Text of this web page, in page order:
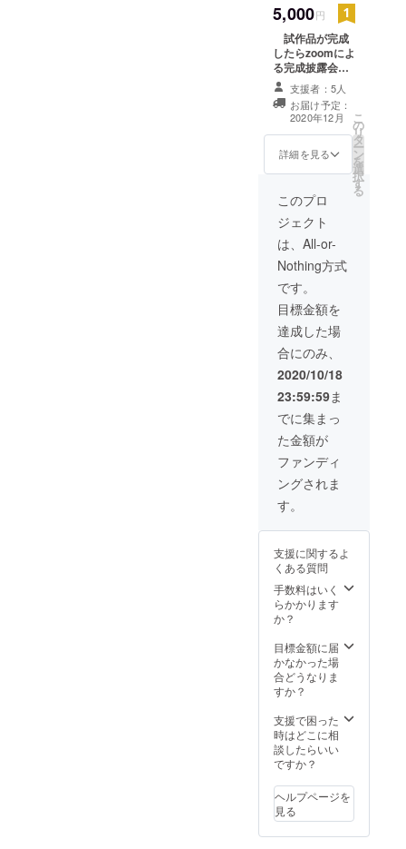
スクでコミュニ
ケーションがと
りづらいのでこ
の製品の開発を
待ってる、とい
うかたのご支援
をお願い致しま
す！
5,000円
試作品が完成
したらzoomによ
る完成披露会の
ご参加をお願い
致します！指定
して頂いたメー
ルアドレスに開
発状況を定期的
に報告させてい
スされる時には
早めに情報を知
ることが出来ま
す。 お礼のメー
ルをさせて頂き
ます！マスクで
コミュニケー
ションがとりづ
らいのでこの製
品の開発を待っ
てる、というか
たのご支援をお
願い致します！
支援者：5人
お届け予定：
2020年12月
詳細を見る
こ
の
リ
タ
ー
ン
を
選
択
す
る
このプロ
ジェクト
は、All-or-
Nothing方式
です。
目標金額を
達成した場
合にのみ、
2020/10/18
23:59:59ま
でに集まっ
た金額が
ファンディ
ングされま
す。
支援に関するよ
くある質問
手数料はいく
らかかります
か？
目標金額に届
かなかった場
合どうなりま
すか？
支援で困った
時はどこに相
談したらいい
ですか？
ヘルプページを
見る